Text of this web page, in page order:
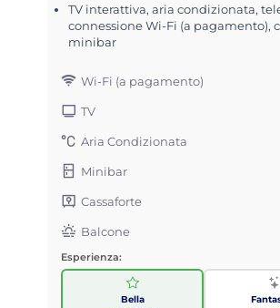
TV interattiva, aria condizionata,
connessione Wi-Fi (a pagamento),
minibar
Wi-Fi (a pagamento)
TV
Aria Condizionata
Minibar
Cassaforte
Balcone
Esperienza:
Bella